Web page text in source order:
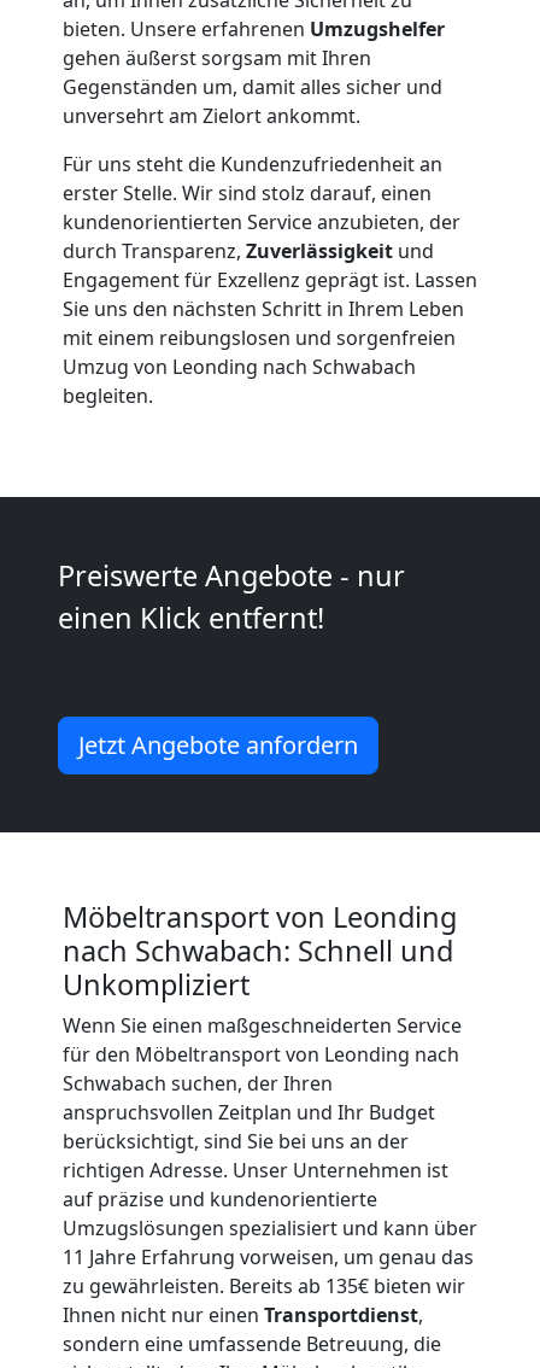
bieten. Unsere erfahrenen Umzugshelfer
gehen äußerst sorgsam mit Ihren
Gegenständen um, damit alles sicher und
unversehrt am Zielort ankommt.
Für uns steht die Kundenzufriedenheit an
erster Stelle. Wir sind stolz darauf, einen
kundenorientierten Service anzubieten, der
durch Transparenz, Zuverlässigkeit und
Engagement für Exzellenz geprägt ist. Lassen
Sie uns den nächsten Schritt in Ihrem Leben
mit einem reibungslosen und sorgenfreien
Umzug von Leonding nach Schwabach
begleiten.
Preiswerte Angebote - nur
einen Klick entfernt!
Jetzt Angebote anfordern
Möbeltransport von Leonding
nach Schwabach: Schnell und
Unkompliziert
Wenn Sie einen maßgeschneiderten Service
für den Möbeltransport von Leonding nach
Schwabach suchen, der Ihren
anspruchsvollen Zeitplan und Ihr Budget
berücksichtigt, sind Sie bei uns an der
richtigen Adresse. Unser Unternehmen ist
auf präzise und kundenorientierte
Umzugslösungen spezialisiert und kann über
11 Jahre Erfahrung vorweisen, um genau das
zu gewährleisten. Bereits ab 135€ bieten wir
Ihnen nicht nur einen Transportdienst,
sondern eine umfassende Betreuung, die
Leonding
Beiladung
Leonding
Mini
Umzug
Leonding
Umzug
Mann
LKW
Leonding
Kunsttransport
Leonding
Umzug
Leonding
Mann